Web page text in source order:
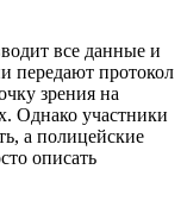
все данные и
передают протокол
зрения на
Однако участники
а полицейские
описать